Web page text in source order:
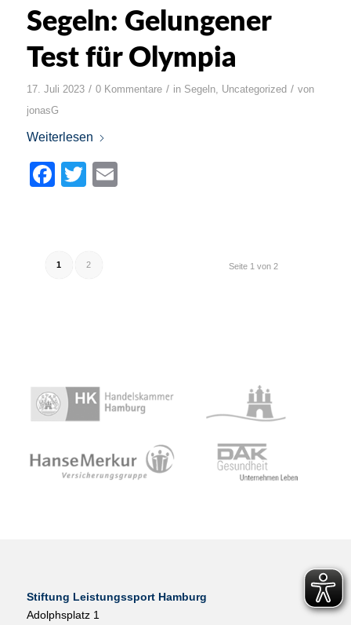
Segeln: Gelungener
Test für Olympia
17. Juli 2023 / 0 Kommentare / in Segeln, Uncategorized / von
jonasG
Weiterlesen
Facebook
Twitter
Seite 1 von 2
1 2
Stiftung Leistungssport Hamburg
Adolphsplatz 1